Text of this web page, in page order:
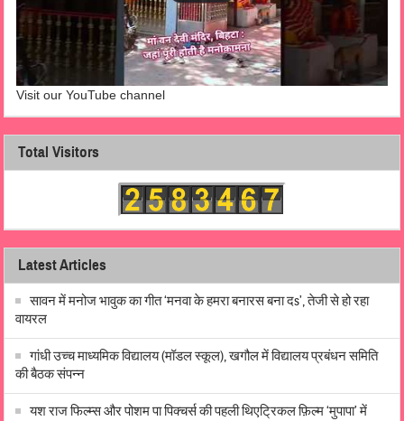
Visit our YouTube channel
Total Visitors
Latest Articles
सावन में मनोज भावुक का गीत ‘मनवा के हमरा बनारस बना दs’, तेजी से हो रहा
वायरल
गांधी उच्च माध्यमिक विद्यालय (मॉडल स्कूल), खगौल में विद्यालय प्रबंधन समिति
की बैठक संपन्न
यश राज फिल्म्स और पोशम पा पिक्चर्स की पहली थिएट्रिकल फ़िल्म ‘मुपापा’ में